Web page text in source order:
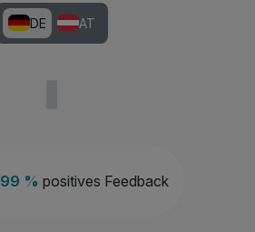
99 % positives Feedback
DE AT